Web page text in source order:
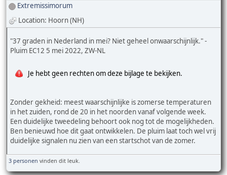
Extremissimorum
Location: Hoorn (NH)
"37 graden in Nederland in mei? Niet geheel onwaarschijnlijk." -
Pluim EC12 5 mei 2022, ZW-NL
Je hebt geen rechten om deze bijlage te bekijken.
Zonder gekheid: meest waarschijnlijke is zomerse temperaturen
in het zuiden, rond de 20 in het noorden vanaf volgende week.
Een duidelijke tweedeling behoort ook nog tot de mogelijkheden.
Ben benieuwd hoe dit gaat ontwikkelen. De pluim laat toch wel vrij
duidelijke signalen nu zien van een startschot van de zomer.
3 personen vinden dit leuk.